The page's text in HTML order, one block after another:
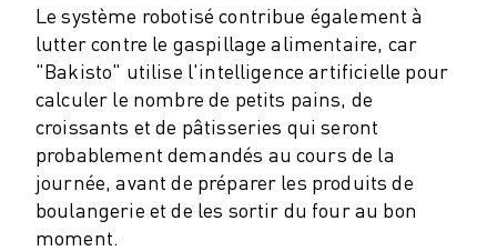
SOUDAGE À L'ARC
RECTIFICATION CNC
FRAISAGE CNC
TOURNAGE CNC
PERÇAGE ET TARAUDAGE À GRANDE VITESSE
MOULAGE PAR INJECTION
ENTRETIEN DES MACHINES
Le système robotisé contribue également à
lutter contre le gaspillage alimentaire, car
"Bakisto" utilise l'intelligence artificielle pour
calculer le nombre de petits pains, de
croissants et de pâtisseries qui seront
probablement demandés au cours de la
journée, avant de préparer les produits de
boulangerie et de les sortir du four au bon
moment.